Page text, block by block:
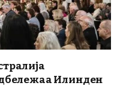
Илинден